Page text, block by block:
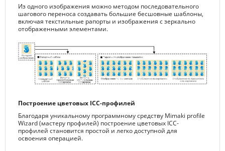
Из одного изображения можно методом последовательного
шагового переноса создавать большие бесшовные шаблоны,
включая текстильные рапорты и изображения с зеркально
отображенными элементами.
Построение цветовых ICC-профилей
Благодаря уникальному программному средству Mimaki profile
Wizard (мастеру профилей) построение цветовых ICC-
профилей становится простой и легко доступной для
освоения операцией.